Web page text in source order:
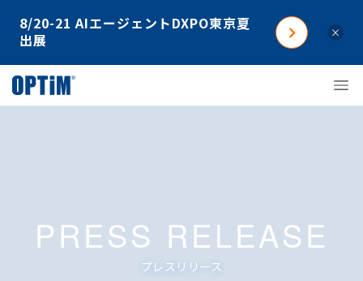
8/20-21 AIエージェントDXPO東京夏
出展
×
PRESS RELEASE
プレスリリース